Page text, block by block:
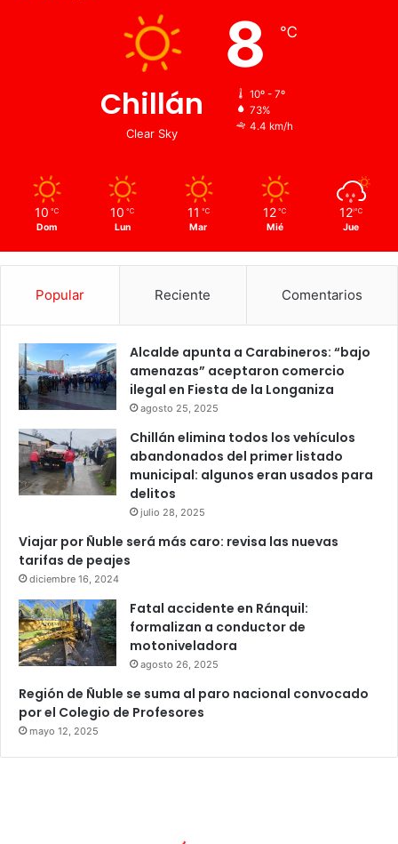
Chillán
Clear Sky
8 ℃
10º - 7º
73%
4.4 km/h
10 ℃
Dom
10 ℃
Lun
11 ℃
Mar
12 ℃
Mié
12 ℃
Jue
Popular Reciente Comentarios
Alcalde apunta a Carabineros: “bajo
amenazas” aceptaron comercio
ilegal en Fiesta de la Longaniza
agosto 25, 2025
Chillán elimina todos los vehículos
abandonados del primer listado
municipal: algunos eran usados para
delitos
julio 28, 2025
Viajar por Ñuble será más caro: revisa las nuevas
tarifas de peajes
diciembre 16, 2024
Fatal accidente en Ránquil:
formalizan a conductor de
motoniveladora
agosto 26, 2025
Región de Ñuble se suma al paro nacional convocado
por el Colegio de Profesores
mayo 12, 2025